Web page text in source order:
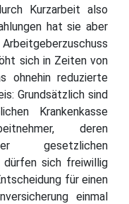
Kurzarbeit also
hat sie aber
sich in Zeiten von
ohnehin reduzierte
Grundsätzlich sind
Krankenkasse
deren
gesetzlichen
dürfen sich freiwillig
für einen
einmal